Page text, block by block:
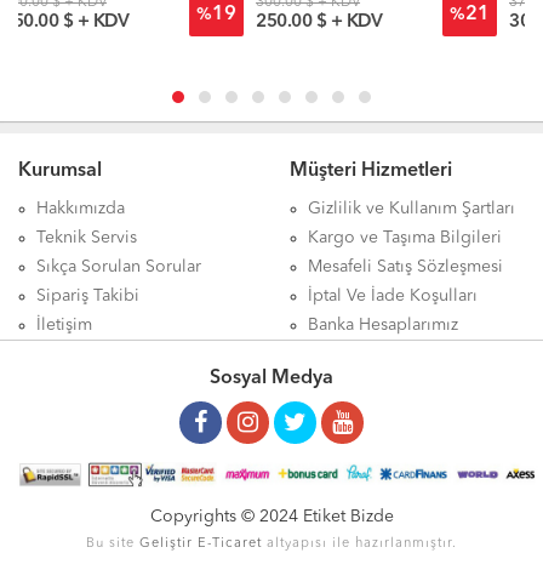
%19
300.00 $ + KDV
250.00 $ + KDV %21
371.99 $ + KDV
309.99 $ + KDV
Kurumsal
Hakkımızda
Teknik Servis
Sıkça Sorulan Sorular
Sipariş Takibi
İletişim
Müşteri Hizmetleri
Gizlilik ve Kullanım Şartları
Kargo ve Taşıma Bilgileri
Mesafeli Satış Sözleşmesi
İptal Ve İade Koşulları
Banka Hesaplarımız
Sosyal Medya
Copyrights © 2024 Etiket Bizde
Bu site Geliştir E-Ticaret altyapısı ile hazırlanmıştır.